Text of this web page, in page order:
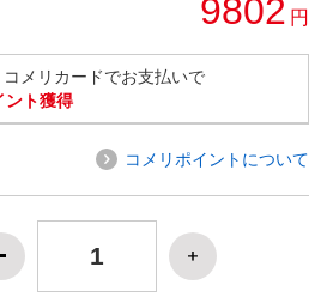
9802 円
メリカードでお支払いで
ント獲得
コメリポイントについて